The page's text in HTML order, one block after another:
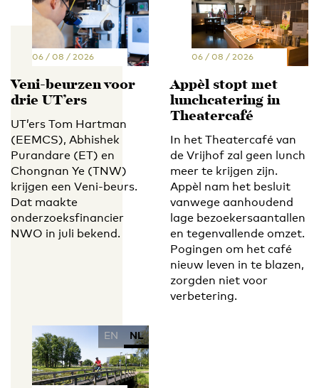
06 / 08 / 2026
Veni-beurzen voor
drie UT’ers
UT’ers Tom Hartman
(EEMCS), Abhishek
Purandare (ET) en
Chongnan Ye (TNW)
krijgen een Veni-beurs.
Dat maakte
onderzoeksfinancier
NWO in juli bekend.
06 / 08 / 2026
Appèl stopt met
lunchcatering in
Theatercafé
In het Theatercafé van
de Vrijhof zal geen lunch
meer te krijgen zijn.
Appèl nam het besluit
vanwege aanhoudend
lage bezoekersaantallen
en tegenvallende omzet.
Pogingen om het café
nieuw leven in te blazen,
zorgden niet voor
verbetering.
EN NL